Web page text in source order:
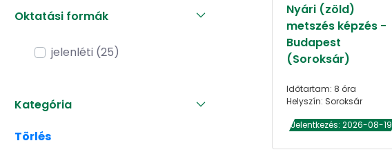
Oktatási formák
jelenléti (25)
Kategória
Törlés
Nyári (zöld)
metszés képzés -
Budapest
(Soroksár)
Időtartam: 8 óra
Helyszín: Soroksár
Jelentkezés: 2026-08-19